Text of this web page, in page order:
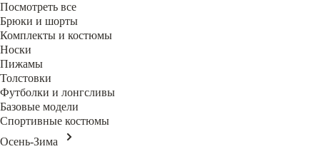
Посмотреть все
Брюки и шорты
Комплекты и костюмы
Носки
Пижамы
Толстовки
Футболки и лонгсливы
Базовые модели
Спортивные костюмы
Осень-Зима